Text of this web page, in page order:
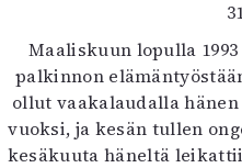
Maaliskuun lopulla
palkinnon
ollut vaakalaudalla
vuoksi, ja kesän tullen
kesäkuuta häneltä